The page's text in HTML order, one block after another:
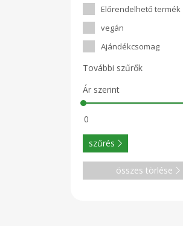
Előrendelhető termék
vegán
Ajándékcsomag
További szűrők
Ár szerint
szűrés
összes törlése